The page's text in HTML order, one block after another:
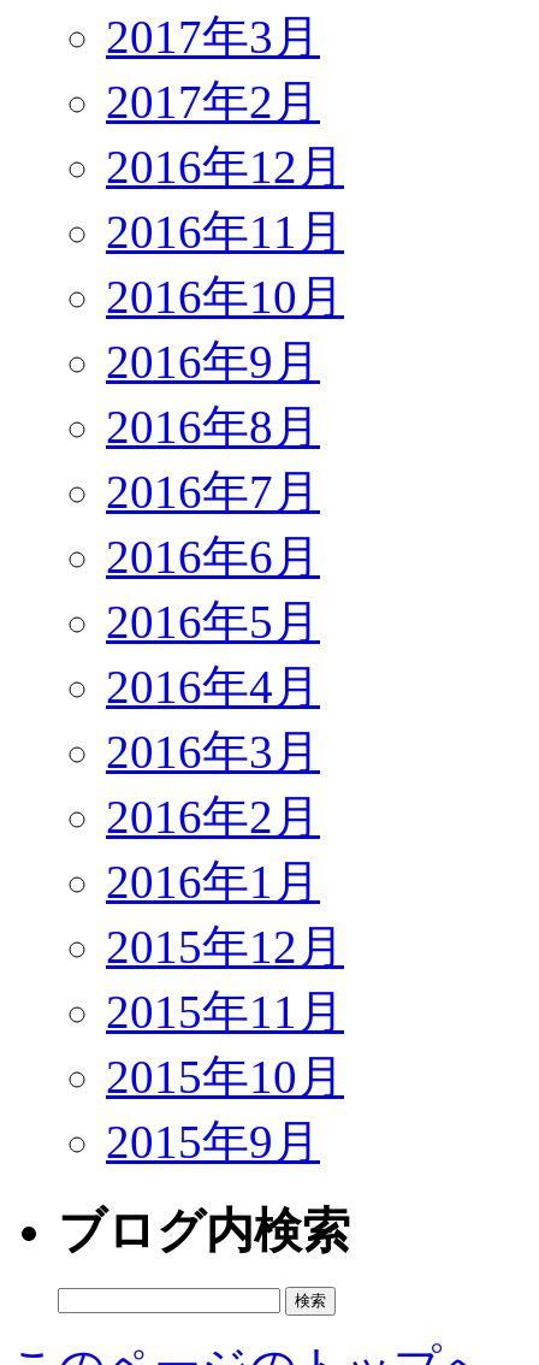
2017年3月
2017年2月
2016年12月
2016年11月
2016年10月
2016年9月
2016年8月
2016年7月
2016年6月
2016年5月
2016年4月
2016年3月
2016年2月
2016年1月
2015年12月
2015年11月
2015年10月
2015年9月
ブログ内検索